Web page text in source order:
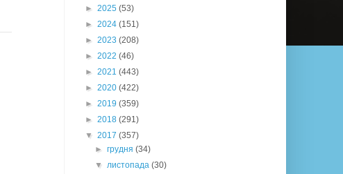
► 2025 (53)
► 2024 (151)
► 2023 (208)
► 2022 (46)
► 2021 (443)
► 2020 (422)
► 2019 (359)
► 2018 (291)
▼ 2017 (357)
►грудня(34)
▼листопада(30)